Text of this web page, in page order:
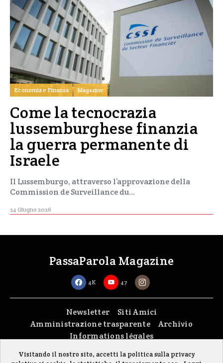
Economia e Finanza Magazine
Come la tecnocrazia
lussemburghese finanzia
la guerra permanente di
Israele
Il Lussemburgo, attraverso l’approvazione della
Commission de Surveillance du…
24 Giugno 2026
PassaParola Magazine
4K 47
Newsletter
Siti Amici
Amministrazione trasparente
Archivio
Informations légales
Copyright © 2026passaparola asbl| Made with passion byfontana.lu
Visitando il nostro sito, accetti la politica sulla privacy